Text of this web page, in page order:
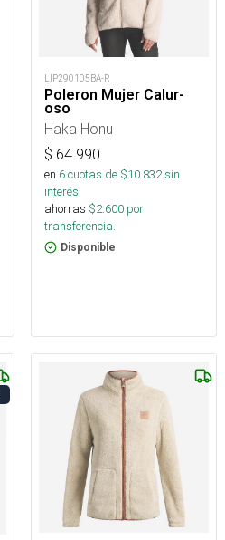
LIP290105BA-R
Poleron Mujer Calur-
oso
Haka Honu
$ 64.990
en 6cuotas de $10.832sin
interés
ahorras $2.600 por
transferencia.
Disponible